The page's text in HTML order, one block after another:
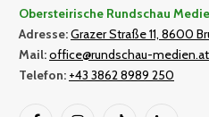
Obersteirische Rundschau
Adresse:Grazer Straße 11, 8600
Mail:office@rundschau-medien.at
Telefon: +43 3862 8989 250